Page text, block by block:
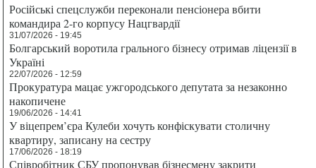
Російські спецслужби переконали пенсіонера вбити
командира 2-го корпусу Нацгвардії
31/07/2026 - 19:45
Болгарський воротила грального бізнесу отримав ліцензії в
Україні
22/07/2026 - 12:59
Прокуратура мацає ужгородського депутата за незаконно
накопичене
19/06/2026 - 14:41
У віцепрем’єра Кулеби хочуть конфіскувати столичну
квартиру, записану на сестру
17/06/2026 - 18:19
Співробітник СБУ пропонував бізнесмену закрити